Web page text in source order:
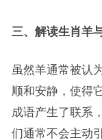
三、解读生肖羊
虽然羊通常被认
顺和安静，使得
成语产生了联系
们通常不会主动